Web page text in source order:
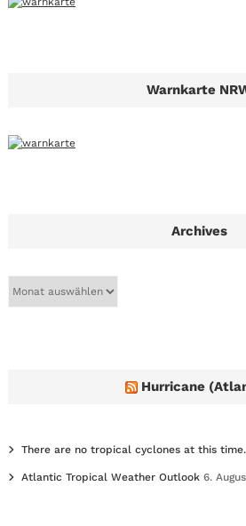
Warnkarte
Archives
Hurricane
There are no tropical cyclones at this time.
Atlantic Tropical Weather Outlook 6.